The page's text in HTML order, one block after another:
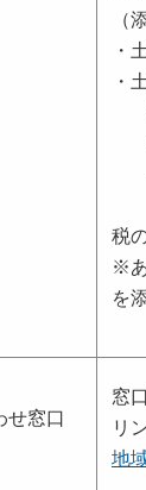
（
・
・
そ
（
税
※
を
せ窓口
窓
リ
地